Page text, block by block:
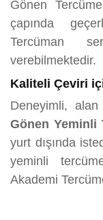
Gönen
çapında
Tercüman
verebilmektedir.
Kaliteli Çeviri
Deneyimli, alan
Gönen Yeminli
yurt dışında
yeminli
Akademi